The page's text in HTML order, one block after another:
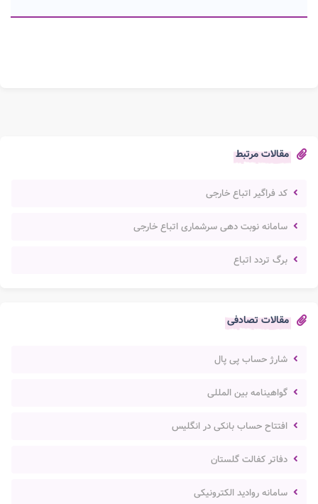
مقالات مرتبط
کد فراگیر اتباع خارجی
سامانه نوبت دهی سرشماری اتباع خارجی
برگ تردد اتباع
مقالات تصادفی
شارژ حساب پی پال
گواهینامه بین المللی
افتتاح حساب بانکی در انگلیس
دفاتر کفالت گلستان
سامانه روادید الکترونیکی